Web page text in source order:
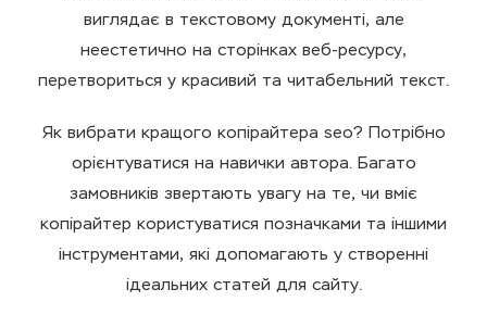
виглядає в текстовому документі, але
неестетично на сторінках веб-ресурсу,
перетвориться у красивий та читабельний текст.
Як вибрати кращого копірайтера seo? Потрібно
орієнтуватися на навички автора. Багато
замовників звертають увагу на те, чи вміє
копірайтер користуватися позначками та іншими
інструментами, які допомагають у створенні
ідеальних статей для сайту.